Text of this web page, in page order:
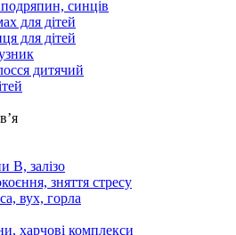
синців
для дітей
для дітей
дитячий
В, залізо
зняття стресу
вух, горла
харчові комплекси